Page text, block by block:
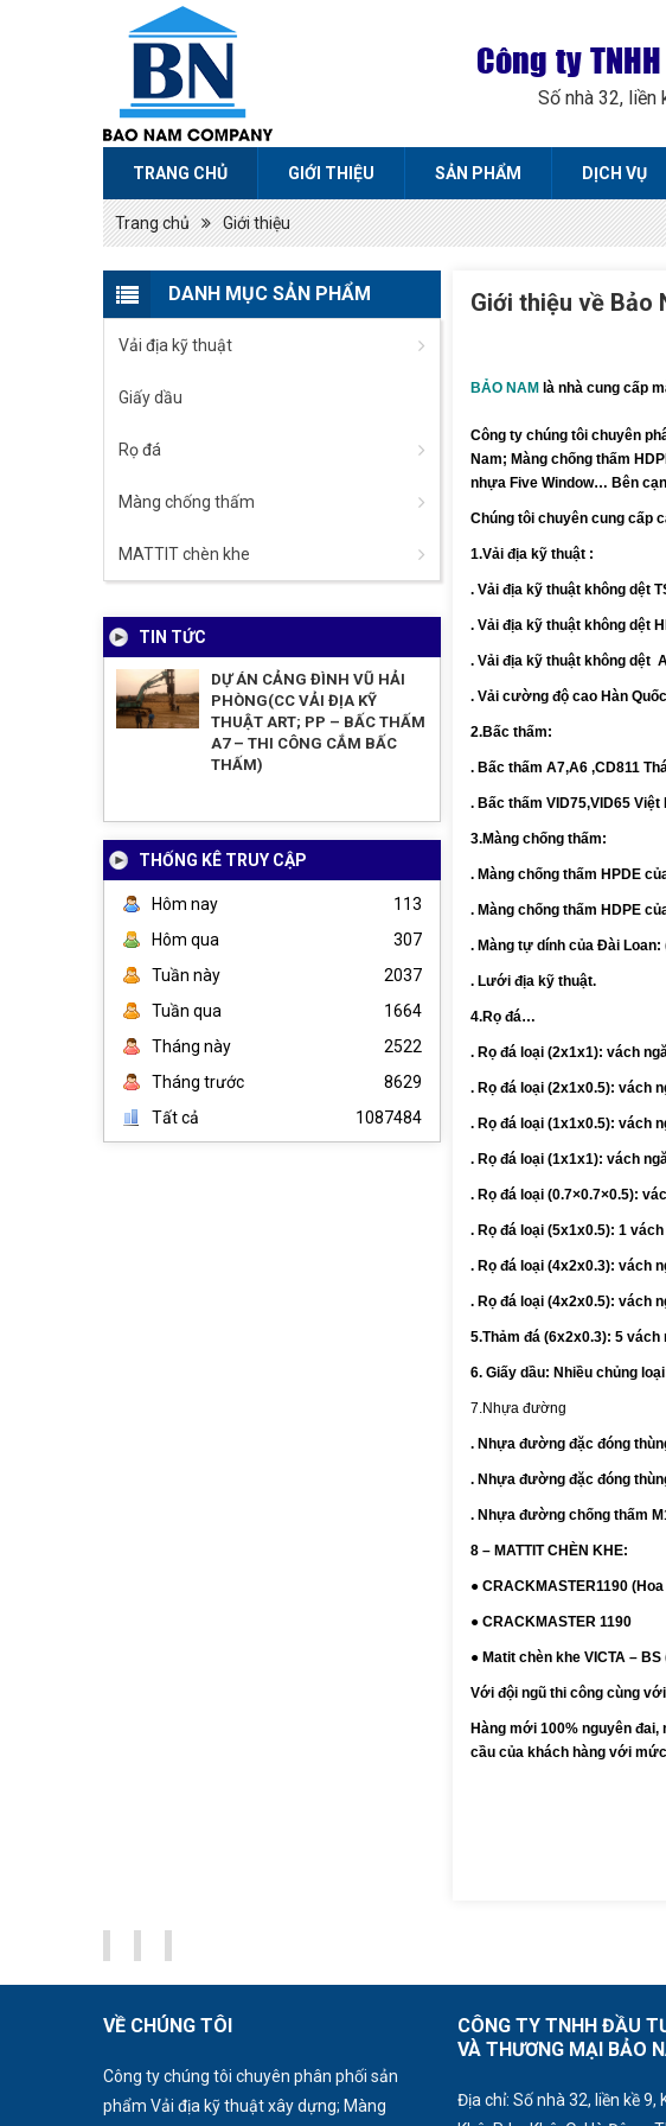
Công ty
Số nhà 32, liền
TRANG CHỦ GIỚI THIỆU SẢN PHẨM DỊCH VỤ
Trang chủ Giới thiệu
DANH MỤC SẢN PHẨM
Vải địa kỹ thuật
Giấy dầu
Rọ đá
Màng chống thấm
MATTIT chèn khe
TIN TỨC
DỰ ÁN CẢNG ĐÌNH VŨ HẢI
PHÒNG(CC VẢI ĐỊA KỸ
THUẬT ART; PP – BẤC THẤM
A7 – THI CÔNG CẮM BẤC
THẤM)
THỐNG KÊ TRUY CẬP
Hôm nay
113
Hôm qua
307
Tuần này
2037
Tuần qua
1664
Tháng này
2522
Tháng trước
8629
Tất cả
1087484
Giới thiệu về Bảo
BẢO NAM là nhà cung cấp
Công ty chúng tôi chuyên
Nam; Màng chống thấm
nhựa Five Window… Bên
Chúng tôi chuyên cung cấp
1.Vải địa kỹ thuật :
. Vải địa kỹ thuật không dệt
. Vải địa kỹ thuật không dệt
. Vải địa kỹ thuật không dệt
. Vải cường độ cao Hàn
2.Bấc thấm:
. Bấc thấm A7,A6 ,CD811
. Bấc thấm VID75,VID65
3.Màng chống thấm:
. Màng chống thấm HPDE
. Màng chống thấm HDPE
. Màng tự dính của Đài Loan:
. Lưới địa kỹ thuật.
4.Rọ đá…
. Rọ đá loại (2x1x1): vách
. Rọ đá loại (2x1x0.5): vách
. Rọ đá loại (1x1x0.5): vách
. Rọ đá loại (1x1x1): vách
. Rọ đá loại (0.7×0.7×0.5):
. Rọ đá loại (5x1x0.5): 1
. Rọ đá loại (4x2x0.3): vách
. Rọ đá loại (4x2x0.5): vách
5.Thảm đá (6x2x0.3): 5
6. Giấy dầu: Nhiều chủng
7.Nhựa đường
. Nhựa đường đặc đóng
. Nhựa đường đặc đóng
. Nhựa đường chống thấm
8 – MATTIT CHÈN KHE:
● CRACKMASTER1190
● CRACKMASTER 1190
● Matit chèn khe VICTA – BS
Với đội ngũ thi công cùng
Hàng mới 100% nguyên đai,
cầu của khách hàng với
VỀ CHÚNG TÔI
Công ty chúng tôi chuyên phân phối sản
phẩm Vải địa kỹ thuật xây dựng; Màng
CÔNG TY TNHH ĐẦU
VÀ THƯƠNG MẠI BẢO
Địa chỉ: Số nhà 32, liền kề 9,